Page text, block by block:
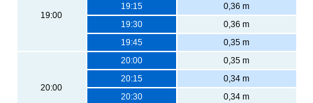
19:00
19:15
0,36 m
19:30
0,36 m
19:45
0,35 m
20:00
20:00
0,35 m
20:15
0,34 m
20:30
0,34 m